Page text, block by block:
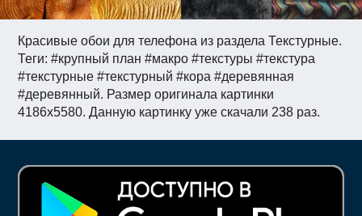
Красивые обои для телефона из раздела Текстурные.
Теги: #крупный план #макро #текстуры #текстура
#текстурные #текстурный #кора #деревянная
#деревянный. Размер оригинала картинки
4186x5580. Данную картинку уже скачали 238 раз.